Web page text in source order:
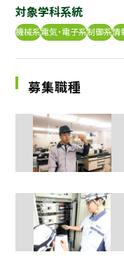
本科5年生・専攻科2
対象学科系統
機械系電気・電子系制御系情
募集職種